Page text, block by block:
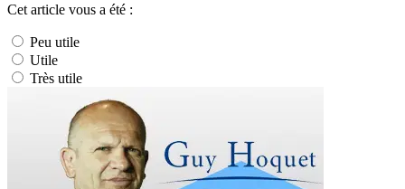
Cet article vous a été :
Peu utile
Utile
Très utile